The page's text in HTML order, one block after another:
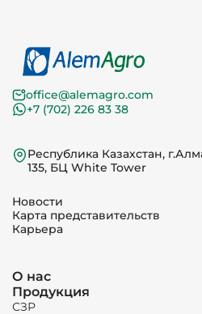
office@alemagro.com
+7 (702) 226 83 38
Республика Казахстан,
135, БЦ White Tower
Новости
Карта представительств
Карьера
О нас
Продукция
СЗР